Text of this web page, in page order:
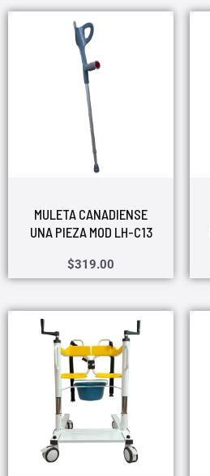
MULETA CANADIENSE
UNA PIEZA MOD LH-C13
$319.00